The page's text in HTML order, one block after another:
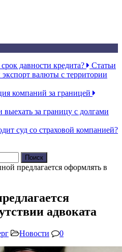
давности кредита?
Статьи
валюты с территории
компаний за границей
за границу с долгами
суд со страховой компанией?
предлагается оформлять в
адвоката
Новости 0